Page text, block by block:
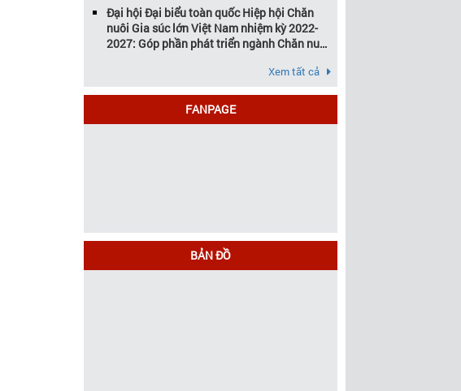
Đại hội Đại biểu toàn quốc Hiệp hội Chăn
nuôi Gia súc lớn Việt Nam nhiệm kỳ 2022-
2027: Góp phần phát triển ngành Chăn nuôi
Xem tất cả
FANPAGE
BẢN ĐỒ